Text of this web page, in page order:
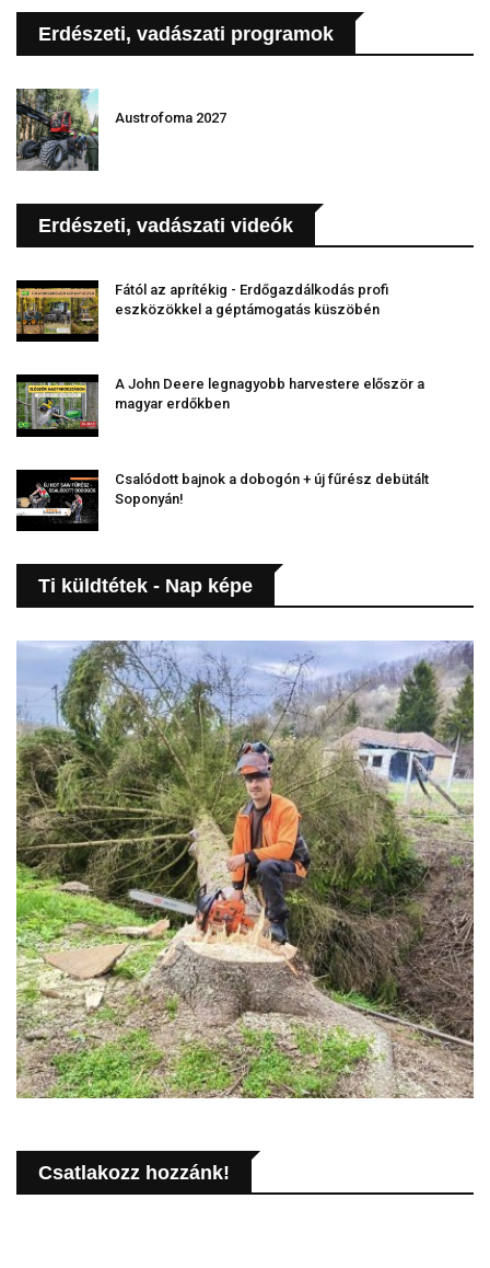
Erdészeti, vadászati programok
Austrofoma 2027
Erdészeti, vadászati videók
Fától az aprítékig - Erdőgazdálkodás profi
eszközökkel a géptámogatás küszöbén
A John Deere legnagyobb harvestere először a
magyar erdőkben
Csalódott bajnok a dobogón + új fűrész debütált
Soponyán!
Ti küldtétek - Nap képe
Csatlakozz hozzánk!